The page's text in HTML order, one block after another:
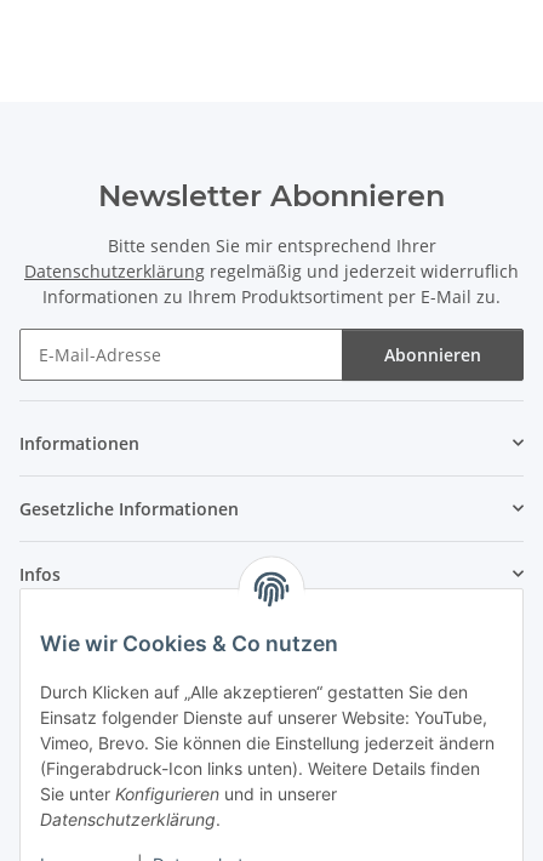
Wie wir Cookies & Co nutzen
Durch Klicken auf „Alle akzeptieren“ gestatten Sie den
Einsatz folgender Dienste auf unserer Website: YouTube,
Vimeo, Brevo. Sie können die Einstellung jederzeit ändern
(Fingerabdruck-Icon links unten). Weitere Details finden
Sie unter Konfigurieren und in unserer
Datenschutzerklärung.
Newsletter Abonnieren
Bitte senden Sie mir entsprechend Ihrer
Datenschutzerklärung regelmäßig und jederzeit widerruflich
Informationen zu Ihrem Produktsortiment per E-Mail zu.
Abonnieren
Informationen
Gesetzliche Informationen
Infos
Laden - Öffnungszeiten:
Montag 09:00Uhr bis
16:00 Uhr
Dienstag
09:00 Uhr bis
17:00 Uhr
Mittwoch
09:00 Uhr bis 16:00 Uhr
Donnerstag
09:00 Uhr bis
17:00 Uhr
Freitag
09:00 Uhr